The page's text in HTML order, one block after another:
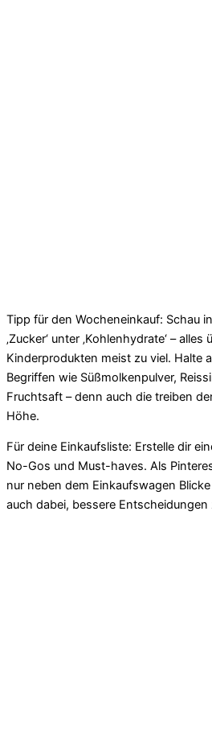
Tipp für den Wocheneinkauf: Schau
‚Zucker‘ unter ‚Kohlenhydrate‘ –
Kinderprodukten meist zu viel. Halte
Begriffen wie Süßmolkenpulver,
Fruchtsaft – denn auch die treiben
Höhe.
Für deine Einkaufsliste: Erstelle dir
No-Gos und Must-haves. Als
nur neben dem Einkaufswagen
auch dabei, bessere Entscheidungen